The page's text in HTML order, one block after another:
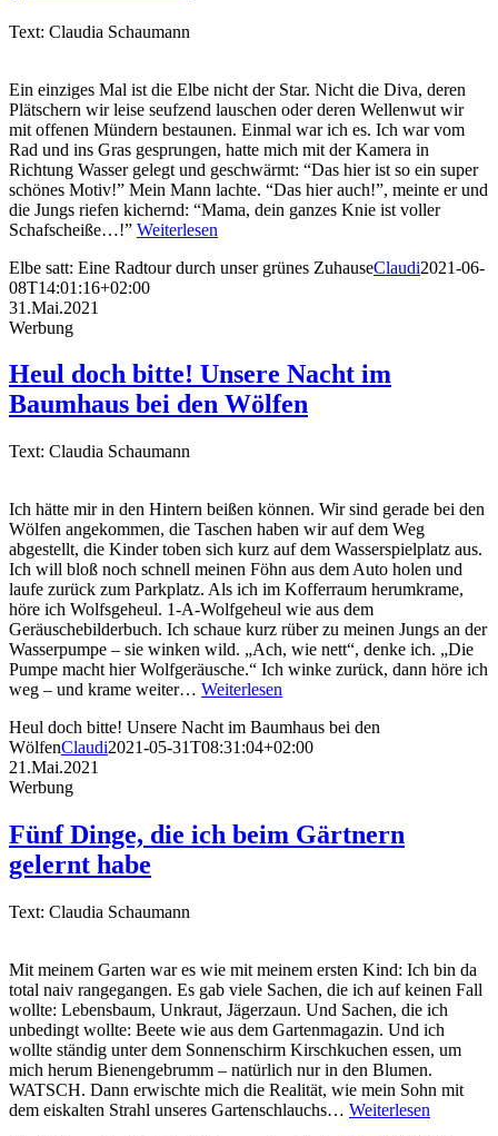
Text: Claudia Schaumann
Ein einziges Mal ist die Elbe nicht der Star. Nicht die Diva, deren
Plätschern wir leise seufzend lauschen oder deren Wellenwut wir
mit offenen Mündern bestaunen. Einmal war ich es. Ich war vom
Rad und ins Gras gesprungen, hatte mich mit der Kamera in
Richtung Wasser gelegt und geschwärmt: “Das hier ist so ein super
schönes Motiv!” Mein Mann lachte. “Das hier auch!”, meinte er und
die Jungs riefen kichernd: “Mama, dein ganzes Knie ist voller
Schafscheiße…!” Weiterlesen
Elbe satt: Eine Radtour durch unser grünes ZuhauseClaudi2021-06-
08T14:01:16+02:00
31.Mai.2021
Werbung
Heul doch bitte! Unsere Nacht im
Baumhaus bei den Wölfen
Text: Claudia Schaumann
Ich hätte mir in den Hintern beißen können. Wir sind gerade bei den
Wölfen angekommen, die Taschen haben wir auf dem Weg
abgestellt, die Kinder toben sich kurz auf dem Wasserspielplatz aus.
Ich will bloß noch schnell meinen Föhn aus dem Auto holen und
laufe zurück zum Parkplatz. Als ich im Kofferraum herumkrame,
höre ich Wolfsgeheul. 1-A-Wolfgeheul wie aus dem
Geräuschebilderbuch. Ich schaue kurz rüber zu meinen Jungs an der
Wasserpumpe – sie winken wild. „Ach, wie nett“, denke ich. „Die
Pumpe macht hier Wolfgeräusche.“ Ich winke zurück, dann höre ich
weg – und krame weiter… Weiterlesen
Heul doch bitte! Unsere Nacht im Baumhaus bei den
WölfenClaudi2021-05-31T08:31:04+02:00
21.Mai.2021
Werbung
Fünf Dinge, die ich beim Gärtnern
gelernt habe
Text: Claudia Schaumann
Mit meinem Garten war es wie mit meinem ersten Kind: Ich bin da
total naiv rangegangen. Es gab viele Sachen, die ich auf keinen Fall
wollte: Lebensbaum, Unkraut, Jägerzaun. Und Sachen, die ich
unbedingt wollte: Beete wie aus dem Gartenmagazin. Und ich
wollte ständig unter dem Sonnenschirm Kirschkuchen essen, um
mich herum Bienengebrumm – natürlich nur in den Blumen.
WATSCH. Dann erwischte mich die Realität, wie mein Sohn mit
dem eiskalten Strahl unseres Gartenschlauchs… Weiterlesen